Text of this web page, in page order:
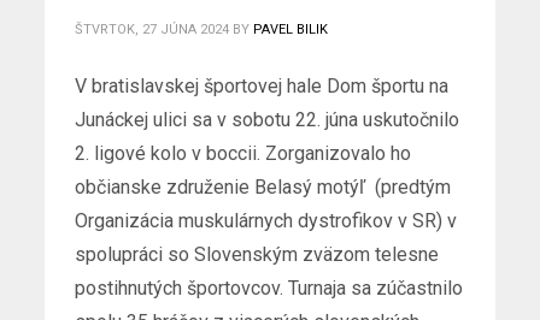
ŠTVRTOK, 27 JÚNA 2024 BY PAVEL BILIK
V bratislavskej športovej hale Dom športu na
Junáckej ulici sa v sobotu 22. júna uskutočnilo
2. ligové kolo v boccii. Zorganizovalo ho
občianske združenie Belasý motýľ (predtým
Organizácia muskulárnych dystrofikov v SR) v
spolupráci so Slovenským zväzom telesne
postihnutých športovcov. Turnaja sa zúčastnilo